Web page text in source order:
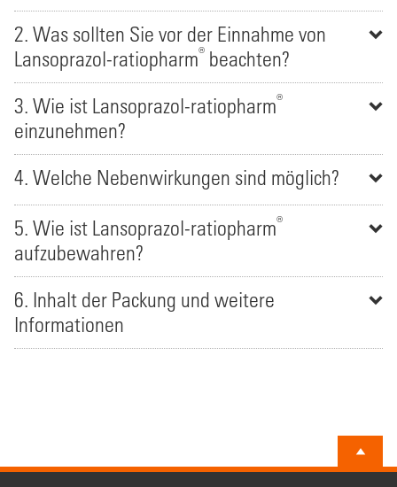
2. Was sollten Sie vor der Einnahme von
Lansoprazol-ratiopharm® beachten?
3. Wie ist Lansoprazol-ratiopharm®
einzunehmen?
4. Welche Nebenwirkungen sind möglich?
5. Wie ist Lansoprazol-ratiopharm®
aufzubewahren?
6. Inhalt der Packung und weitere
Informationen